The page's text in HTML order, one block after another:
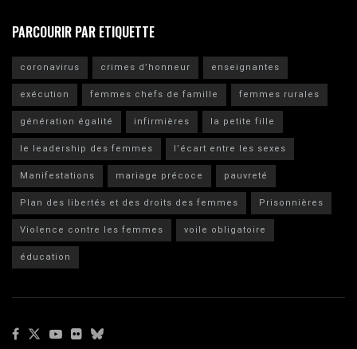
PARCOURIR PAR ETIQUETTE
coronavirus crimes d’honneur
enseignantes
exécution
femmes chefs de famille
femmes rurales
génération égalité
infirmières
la petite fille
le leadership des femmes
l’écart entre les sexes
Manifestations
mariage précoce
pauvreté
Plan des libertés et des droits des femmes
Prisonnières
Violence contre les femmes
voile obligatoire
éducation